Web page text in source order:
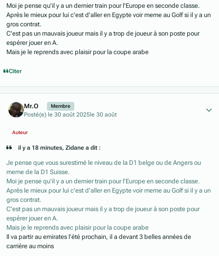
Moi je pense qu'il y a un dernier train pour l'Europe en seconde classe.
Après le mieux pour lui c'est d'aller en Egypte voir meme au Golf si il y a un
gros contrat.
C'est pas un mauvais joueur mais il y a trop de joueur à son poste pour
espérer jouer en A.
Mais je le reprends avec plaisir pour la coupe arabe
Citer
Mr.O Membre
Posté(e) le 30 août 2025 le 30 août
Auteur
il y a 18 minutes, Zidane a dit :
Je pense que vous surestimé le niveau de la D1 belge ou de Angers ou
meme de la D1 Suisse.
Moi je pense qu'il y a un dernier train pour l'Europe en seconde classe.
Après le mieux pour lui c'est d'aller en Egypte voir meme au Golf si il y a un
gros contrat.
C'est pas un mauvais joueur mais il y a trop de joueur à son poste pour
espérer jouer en A.
Mais je le reprends avec plaisir pour la coupe arabe
Il va partir au emirates l’été prochain, il a devant 3 belles années de
carrière au moins